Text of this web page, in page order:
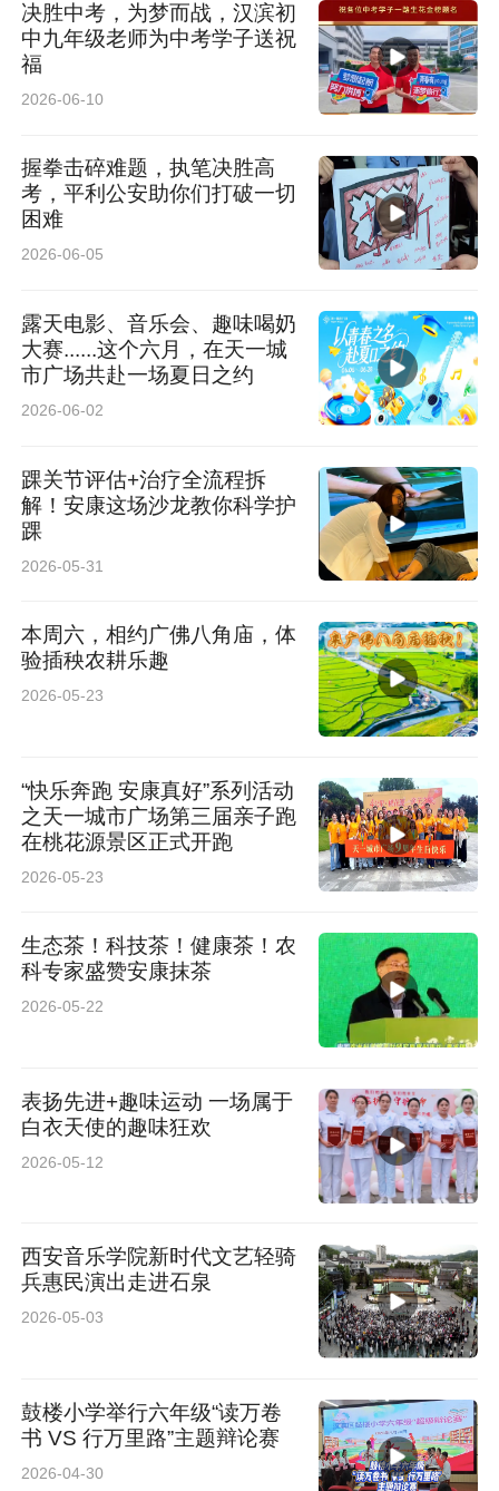
决胜中考，为梦而战，汉滨初
中九年级老师为中考学子送祝
福
2026-06-10
握拳击碎难题，执笔决胜高
考，平利公安助你们打破一切
困难
2026-06-05
露天电影、音乐会、趣味喝奶
大赛......这个六月，在天一城
市广场共赴一场夏日之约
2026-06-02
踝关节评估+治疗全流程拆
解！安康这场沙龙教你科学护
踝
2026-05-31
本周六，相约广佛八角庙，体
验插秧农耕乐趣
2026-05-23
“快乐奔跑 安康真好”系列活动
之天一城市广场第三届亲子跑
在桃花源景区正式开跑
2026-05-23
生态茶！科技茶！健康茶！农
科专家盛赞安康抹茶
2026-05-22
表扬先进+趣味运动 一场属于
白衣天使的趣味狂欢
2026-05-12
西安音乐学院新时代文艺轻骑
兵惠民演出走进石泉
2026-05-03
鼓楼小学举行六年级“读万卷
书 VS 行万里路”主题辩论赛
2026-04-30